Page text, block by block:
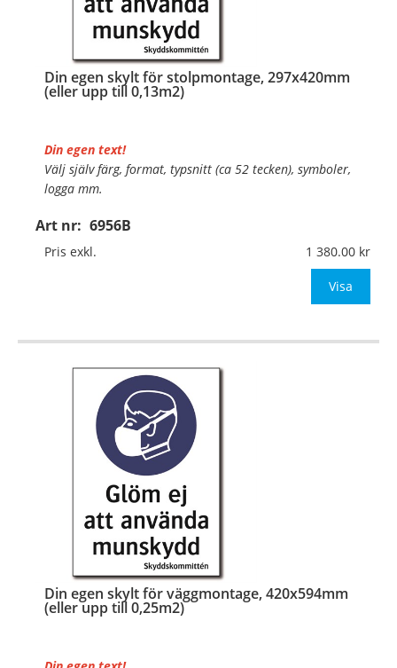
Din egen skylt för stolpmontage, 297x420mm
(eller upp till 0,13m2)
Art nr: 6956B
Din egen text!
Välj själv färg, format, typsnitt (ca 52 tecken), symboler,
logga mm.
Material:Kantvikt aluminium, 2mm (stolpmontage)
Mått:297x420mm (eller annat mått upp till 0,13m²)
Pris exkl. 1 380.00
Visa
Din egen skylt för väggmontage, 420x594mm
(eller upp till 0,25m2)